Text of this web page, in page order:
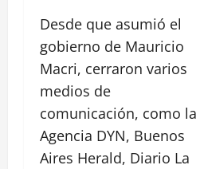
Desde que asumió el
gobierno de Mauricio
Macri, cerraron varios
medios de
comunicación, como la
Agencia DYN, Buenos
Aires Herald, Diario La